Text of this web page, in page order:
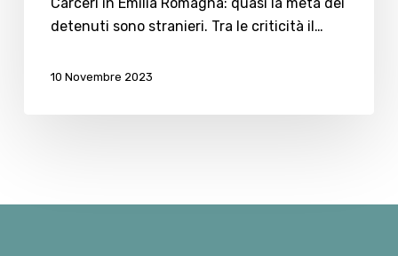
metà
detenuti
stranieri
detenuti sono stranieri. Tra le criticità il…
10 Novembre 2023